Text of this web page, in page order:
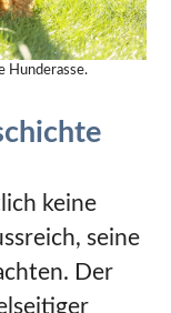
Hunderasse.
keine
seine
Der